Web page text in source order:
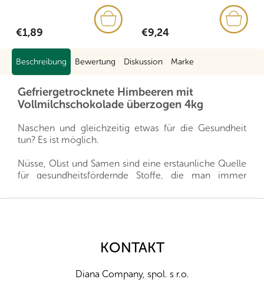
€1,89 €9,24
Beschreibung Bewertung Diskussion Marke
Gefriergetrocknete Himbeeren mit
Vollmilchschokolade überzogen 4kg
Naschen und gleichzeitig etwas für die Gesundheit
tun? Es ist möglich.
Nüsse, Obst und Samen sind eine erstaunliche Quelle
für gesundheitsfördernde Stoffe, die man immer
hervorragend. Sie sind ein gesunder und schneller
Wir importieren alle unsere Nüsse direkt aus den
und des fairen Umgangs mit unseren Lieferanten sind
wir oft in der Lage, exklusive Vertretungen direkt von
KONTAKT
Diana Company, spol. s r.o.